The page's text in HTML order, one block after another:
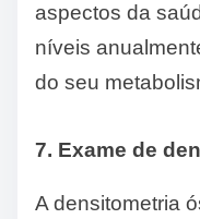
aspectos da
níveis
do seu
7. Exame de
A densitometria